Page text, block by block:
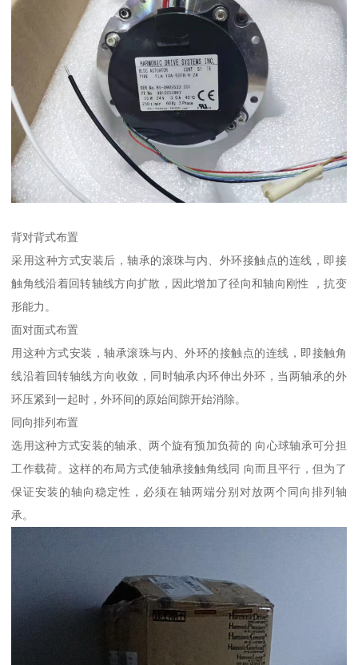
背对背式布置
采用这种方式安装后，轴承的滚珠与内、外环接触点的连线，即接
触角线沿着回转轴线方向扩散，因此增加了径向和轴向刚性 ，抗变
形能力。
面对面式布置
用这种方式安装，轴承滚珠与内、外环的接触点的连线，即接触角
线沿着回转轴线方向收敛，同时轴承内环伸出外环，当两轴承的外
环压紧到一起时，外环间的原始间隙开始消除。
同向排列布置
选用这种方式安装的轴承、两个旋有预加负荷的 向心球轴承可分担
工作载荷。这样的布局方式使轴承接触角线同 向而且平行，但为了
保证安装的轴向稳定性，必须在轴两端分别对放两个同向排列轴
承。